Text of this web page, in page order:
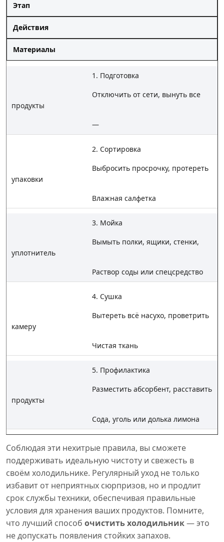
Этап
Действия
Материалы
1. Подготовка
Отключить от сети, вынуть все
продукты
—
2. Сортировка
Выбросить просрочку, протереть
упаковки
Влажная салфетка
3. Мойка
Вымыть полки, ящики, стенки,
уплотнитель
Раствор соды или спецсредство
4. Сушка
Вытереть всё насухо, проветрить
камеру
Чистая ткань
5. Профилактика
Разместить абсорбент, расставить
продукты
Сода, уголь или долька лимона
Соблюдая эти нехитрые правила, вы сможете
поддерживать идеальную чистоту и свежесть в
своём холодильнике. Регулярный уход не только
избавит от неприятных сюрпризов, но и продлит
срок службы техники, обеспечивая правильные
условия для хранения ваших продуктов. Помните,
что лучший способ очистить холодильник— это
не допускать появления стойких запахов.